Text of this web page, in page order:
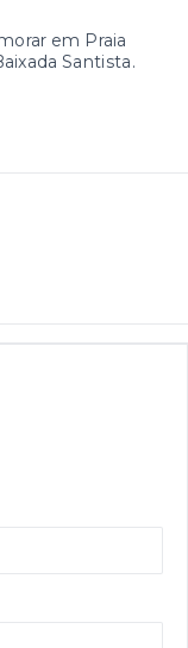
em Praia
Santista.